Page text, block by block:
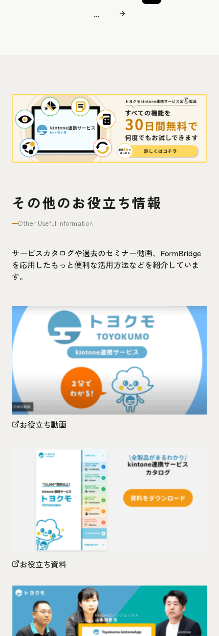
...
その他のお役立ち情報
Other Useful Information
サービスカタログや過去のセミナー動画、FormBridge
を応用したもっと便利な活用方法などを紹介していま
す。
お役立ち動画
お役立ち資料